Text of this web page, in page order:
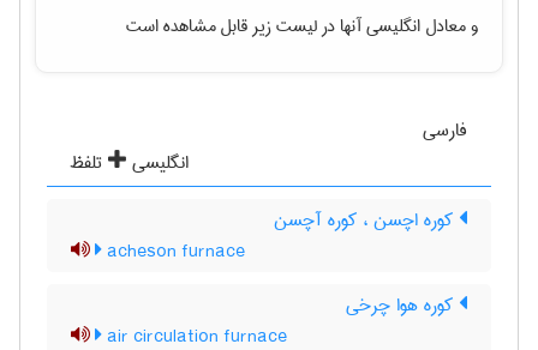
و معادل انگلیسی آنها در لیست زیر قابل مشاهده است
فارسی
انگلیسی
تلفظ
کوره اچسن ، کوره آچسن
acheson furnace
کوره هوا چرخی
air circulation furnace